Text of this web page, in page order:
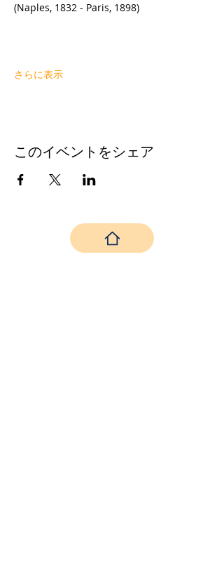
(Naples, 1832 - Paris, 1898)
さらに表示
このイベントをシェア